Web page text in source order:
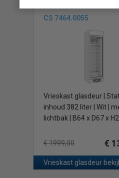
omgevingstemperaturen
CS 7464.0055
Vrieskast glasdeur |
inhoud 382 liter | Wit |
lichtbak | B64 x D67 x
€ 1999,00 €
Vrieskast glasdeur